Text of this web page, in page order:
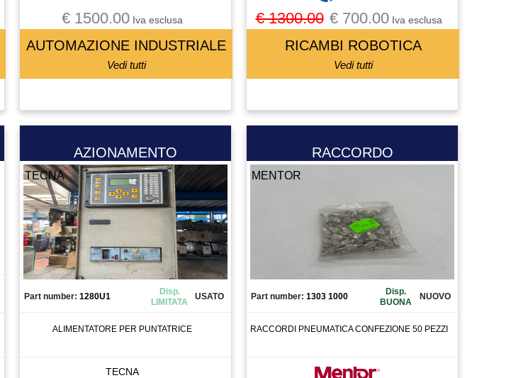
€ 1500.00Iva esclusa
AUTOMAZIONE INDUSTRIALE
Vedi tutti
€ 1300.00 € 700.00Iva esclusa
RICAMBI ROBOTICA
Vedi tutti
AZIONAMENTO
TECNA
Part number: 1280U1
Disp.
LIMITATA
USATO
ALIMENTATORE PER PUNTATRICE
TECNA
RACCORDO
MENTOR
Part number: 1303 1000
Disp.
BUONA
NUOVO
RACCORDI PNEUMATICA CONFEZIONE 50 PEZZI